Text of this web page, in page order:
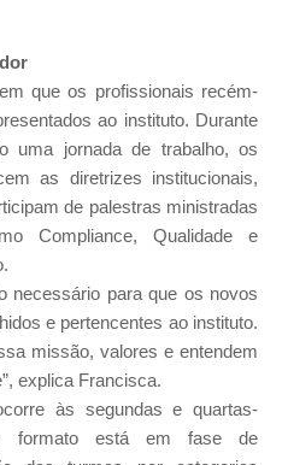
que os profissionais recém-
ao instituto. Durante
uma jornada de trabalho, os
as diretrizes institucionais,
de palestras ministradas
Compliance, Qualidade e
necessário para que os novos
e pertencentes ao instituto.
missão, valores e entendem
explica Francisca.
às segundas e quartas-
formato está em fase de